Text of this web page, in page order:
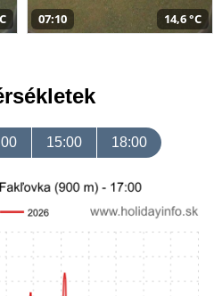
07:10 14,6 °C
15:00 18:00